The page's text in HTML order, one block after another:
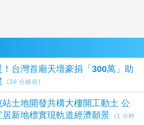
台灣首廟天壇豪捐「300萬」助
(38 分鐘前)
土地開發共構大樓開工動土 公
新地標實現軌道經濟願景
(1 小時